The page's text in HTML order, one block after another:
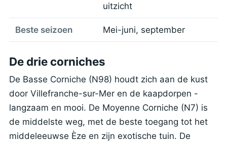
uitzicht
Beste seizoen Mei-juni, september
De drie corniches
De Basse Corniche (N98) houdt zich aan de kust
door Villefranche-sur-Mer en de kaapdorpen -
langzaam en mooi. De Moyenne Corniche (N7) is
de middelste weg, met de beste toegang tot het
middeleeuwse Èze en zijn exotische tuin. De